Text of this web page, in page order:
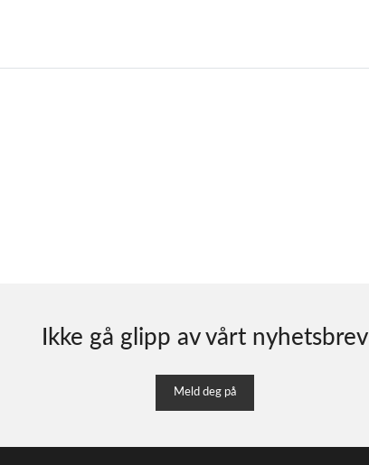
Ikke gå glipp av vårt nyhetsbrev
Meld deg på